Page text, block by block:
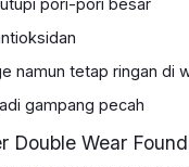
mengandung oil
menempel di
Selain itu juga
Vitamin E
namun tetap ringan di
gampang pecah
Double Wear